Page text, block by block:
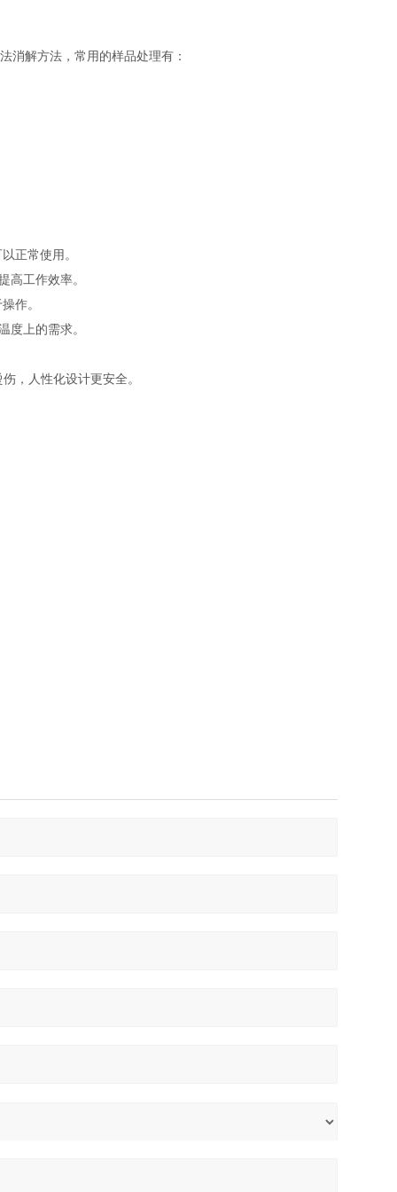
消解方法，常用的样品处理有：
正常使用。
高工作效率。
作。
度上的需求。
，人性化设计更安全。